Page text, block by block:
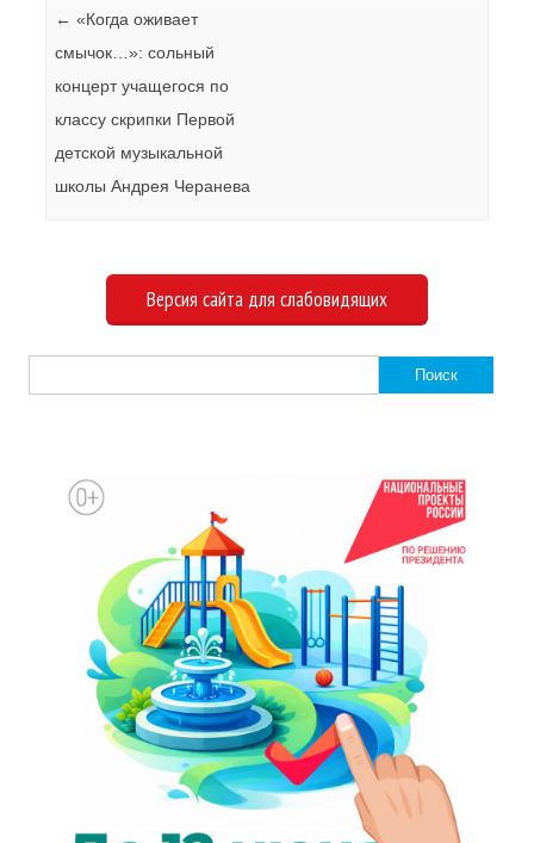
Навигация по записям
← «Когда оживает
смычок…»: сольный
концерт учащегося по
классу скрипки Первой
детской музыкальной
школы Андрея Черанева
Версия сайта для слабовидящих